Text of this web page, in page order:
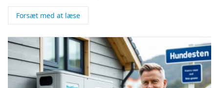
Forsæt med at læse